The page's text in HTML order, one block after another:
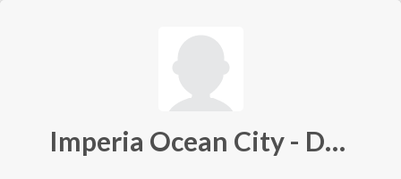
Imperia Ocean City - Dự án căn hộ cao cấp